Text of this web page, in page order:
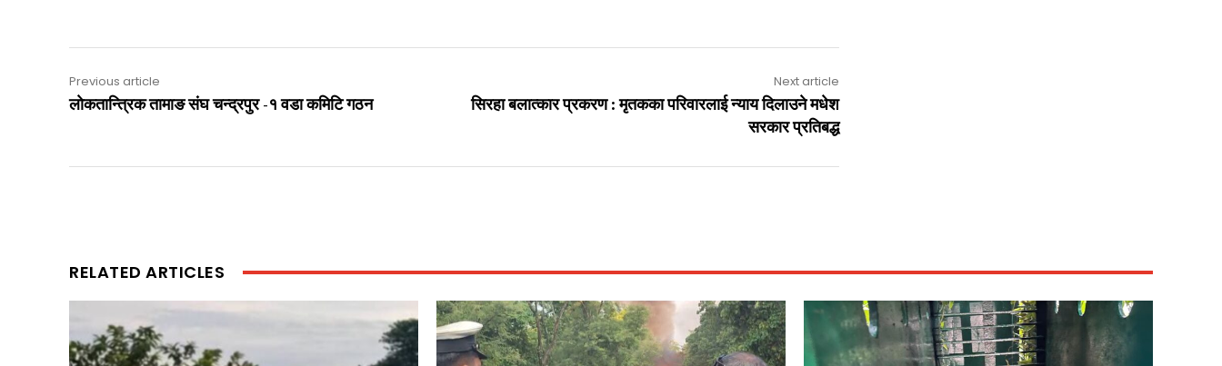
Previous article
लाेकतान्त्रिक तामाङ संघ चन्द्रपुर -१ वडा कमिटि गठन
Next article
सिरहा बलात्कार प्रकरण : मृतकका परिवारलाई न्याय दिलाउने मधेश
सरकार प्रतिबद्ध
RELATED ARTICLES